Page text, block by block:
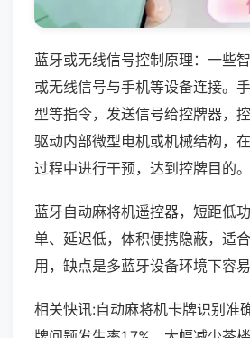
蓝牙或无线信号控制原理：一些
或无线信号与手机等设备连接。
型等指令，发送信号给控牌器，
驱动内部微型电机或机械结构，
过程中进行干预，达到控牌目的。
蓝牙自动麻将机遥控器，短距低
单、延迟低，体积便携隐蔽，适
用，缺点是多蓝牙设备环境下容易
相关快讯:自动麻将机卡牌识别准